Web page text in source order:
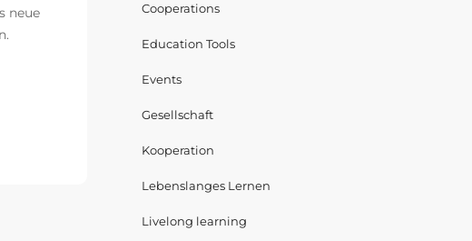
neue
Cooperations
Education Tools
Events
Gesellschaft
Kooperation
Lebenslanges Lernen
Livelong learning